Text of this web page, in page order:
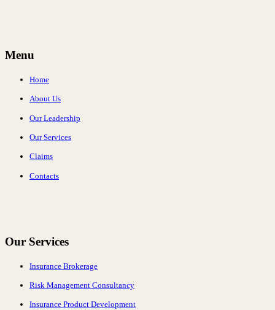
Menu
Home
About Us
Our Leadership
Our Services
Claims
Contacts
Our Services
Insurance Brokerage
Risk Management Consultancy
Insurance Product Development